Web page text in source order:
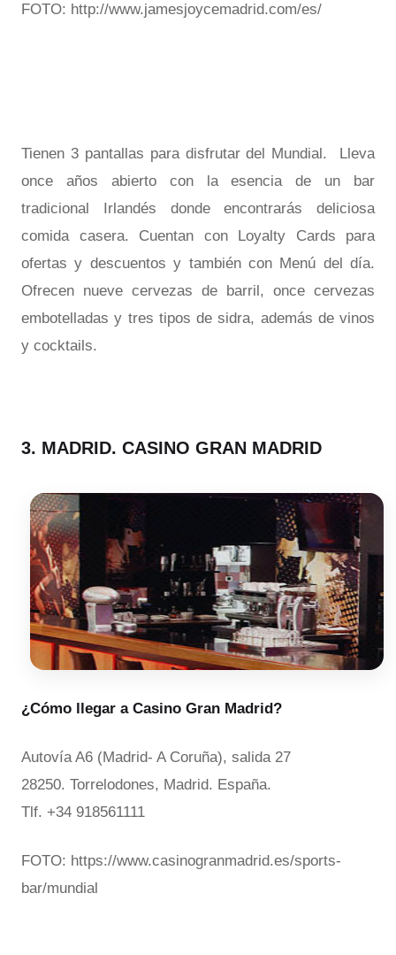
FOTO: http://www.jamesjoycemadrid.com/es/
Tienen 3 pantallas para disfrutar del Mundial. Lleva
once años abierto con la esencia de un bar
tradicional Irlandés donde encontrarás deliciosa
comida casera. Cuentan con Loyalty Cards para
ofertas y descuentos y también con Menú del día.
Ofrecen nueve cervezas de barril, once cervezas
embotelladas y tres tipos de sidra, además de vinos
y cocktails.
3. MADRID. CASINO GRAN MADRID
¿Cómo llegar a Casino Gran Madrid?
Autovía A6 (Madrid- A Coruña), salida 27
28250. Torrelodones, Madrid. España.
Tlf. +34 918561111
FOTO: https://www.casinogranmadrid.es/sports-
bar/mundial